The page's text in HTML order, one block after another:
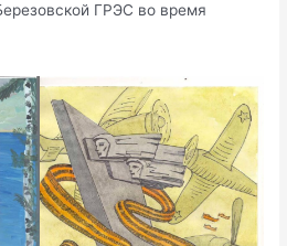
ГРЭС во время